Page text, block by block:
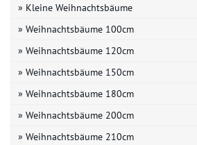
» Kleine Weihnachtsbäume
» Weihnachtsbäume 100cm
» Weihnachtsbäume 120cm
» Weihnachtsbäume 150cm
» Weihnachtsbäume 180cm
» Weihnachtsbäume 200cm
» Weihnachtsbäume 210cm